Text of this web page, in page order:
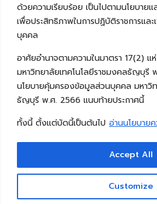
ด้วยความเรียบร้อย เป็นไปตามนโยบาย
เพื่อประสิทธิภาพในการปฏิบัติราชการแ
บุคคล
อาศัยอำนาจตามความในมาตรา 17(2)
มหาวิทยาลัยเทคโนโลยีราชมงคลธัญบุรี
นโยบายคุ้มครองข้อมูลส่วนบุคคล มหาวิ
ธัญบุรี พ.ศ. 2566 แนบท้ายประกาศนี้
ทั้งนี้ ตั้งแต่บัดนี้เป็นต้นไป อ่านนโยบาย
Customize
Accept All
Copyright © 2026 คณะวิศวกรร
เทคโนโลยีราชมงคล